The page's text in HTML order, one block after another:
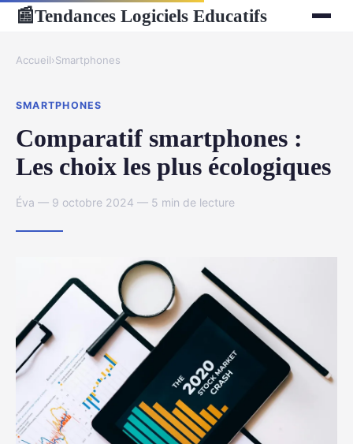
📰Tendances Logiciels Educatifs
Accueil›Smartphones
SMARTPHONES
Comparatif smartphones :
Les choix les plus écologiques
Éva — 9 octobre 2024 — 5 min de lecture